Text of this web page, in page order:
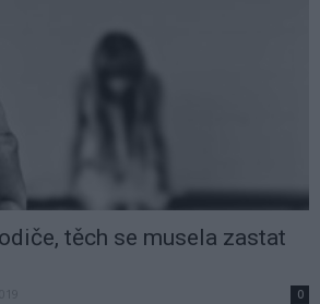
těch se musela zastat
0